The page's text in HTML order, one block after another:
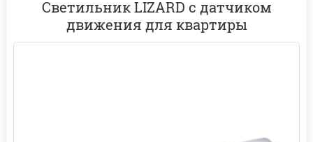
Светильник LIZARD с датчиком
движения для квартиры